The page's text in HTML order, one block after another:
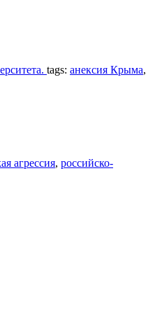
tags: анексия Крыма,
агрессия, российско-